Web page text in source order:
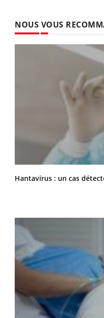
NOUS VOUS
Hantavirus : un cas